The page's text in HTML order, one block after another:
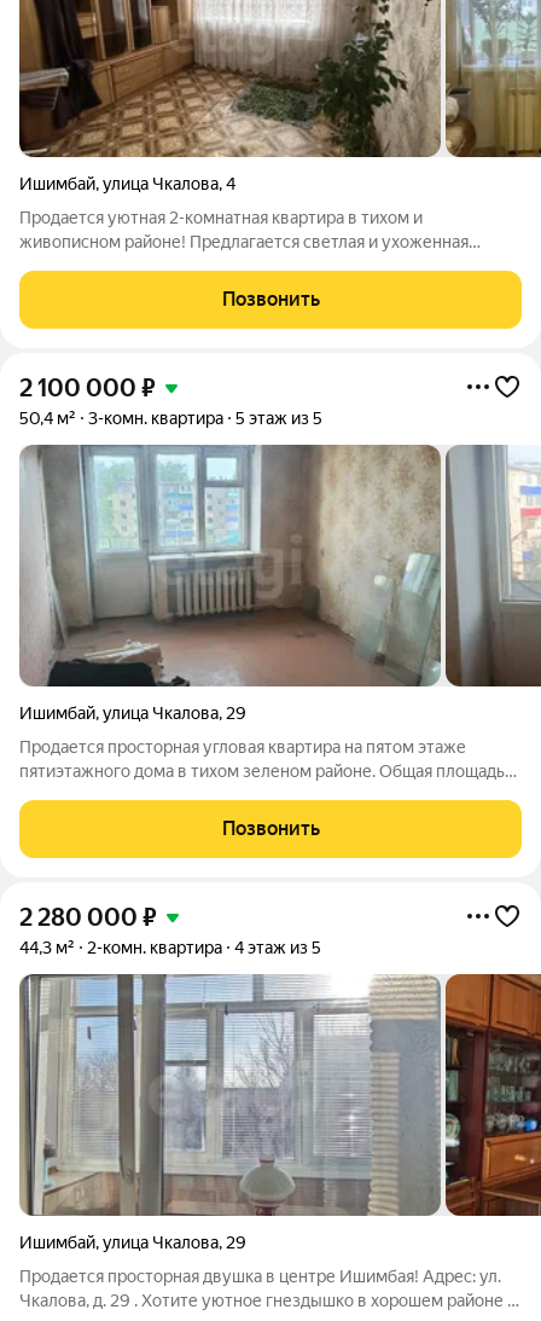
Ишимбай,улица Чкалова,4
Продается уютная 2-комнатная квартира в тихом и
живописном районе! Предлагается светлая и ухоженная
кирпичном доме 1989 года постройки. Квартира расположена
на высоком первом этаже, что сочетает
Позвонить
2 100 000 ₽
50,4 м² 3-комн. квартира 5 этаж из 5
Ишимбай,улица Чкалова, 29
Продается просторная угловая квартира на пятом этаже
пятиэтажного дома в тихом зеленом районе. Общая площадь
санузел, кладовую и балкон. Угловое расположение
обеспечивает обилие естественного
Позвонить
2 280 000 ₽
44,3 м² 2-комн. квартира 4 этаж из 5
Ишимбай,улица Чкалова, 29
Продается просторная двушка в центре Ишимбая! Адрес: ул.
Чкалова, д. 29 . Хотите уютное гнездышко в хорошем районе с